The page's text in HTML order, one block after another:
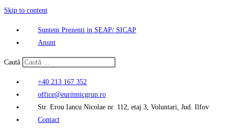
Skip to content
Suntem Prezenti in SEAP/ SICAP
Anunt
Caută
+40 213 167 352
office@euritmicgrup.ro
Str. Erou Iancu Nicolae nr. 112, etaj 3, Voluntari, Jud. Ilfov
Contact